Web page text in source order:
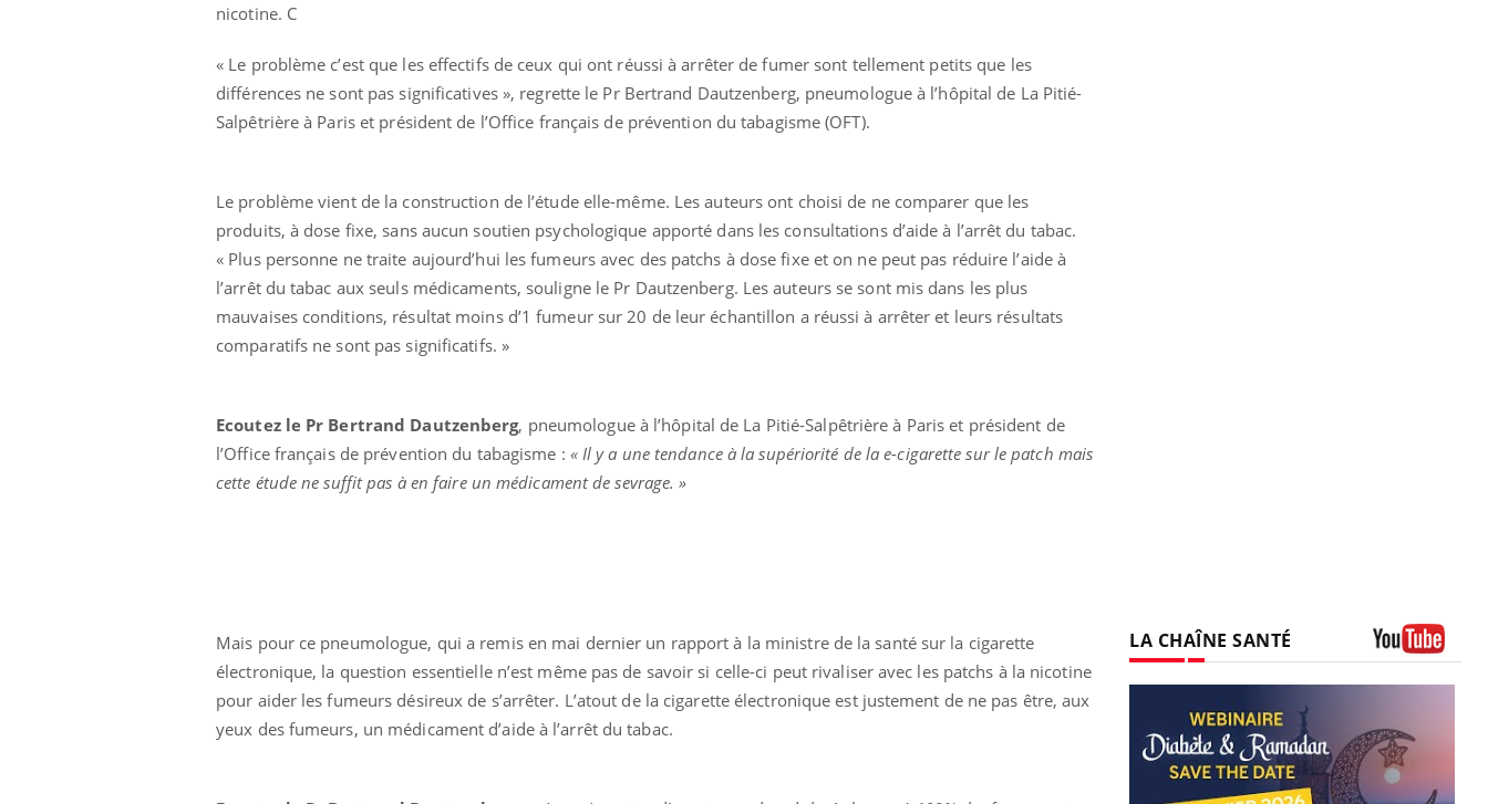
nicotine. C
« Le problème c’est que les effectifs de ceux qui ont réussi à arrêter de fumer sont tellement petits que les
différences ne sont pas significatives », regrette le Pr Bertrand Dautzenberg, pneumologue à l’hôpital de La Pitié-
Salpêtrière à Paris et président de l’Office français de prévention du tabagisme (OFT).
Le problème vient de la construction de l’étude elle-même. Les auteurs ont choisi de ne comparer que les
produits, à dose fixe, sans aucun soutien psychologique apporté dans les consultations d’aide à l’arrêt du tabac.
« Plus personne ne traite aujourd’hui les fumeurs avec des patchs à dose fixe et on ne peut pas réduire l’aide à
l’arrêt du tabac aux seuls médicaments, souligne le Pr Dautzenberg. Les auteurs se sont mis dans les plus
mauvaises conditions, résultat moins d’1 fumeur sur 20 de leur échantillon a réussi à arrêter et leurs résultats
comparatifs ne sont pas significatifs. »
Ecoutez le Pr Bertrand Dautzenberg, pneumologue à l’hôpital de La Pitié-Salpêtrière à Paris et président de
l’Office français de prévention du tabagisme : « Il y a une tendance à la supériorité de la e-cigarette sur le patch mais
cette étude ne suffit pas à en faire un médicament de sevrage. »
Mais pour ce pneumologue, qui a remis en mai dernier un rapport à la ministre de la santé sur la cigarette
électronique, la question essentielle n’est même pas de savoir si celle-ci peut rivaliser avec les patchs à la nicotine
pour aider les fumeurs désireux de s’arrêter. L’atout de la cigarette électronique est justement de ne pas être, aux
yeux des fumeurs, un médicament d’aide à l’arrêt du tabac.
LA CHAÎNE SANTÉ